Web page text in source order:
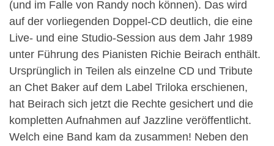
(und im Falle von Randy noch können). Das wird
auf der vorliegenden Doppel-CD deutlich, die eine
Live- und eine Studio-Session aus dem Jahr 1989
unter Führung des Pianisten Richie Beirach enthält.
Ursprünglich in Teilen als einzelne CD und Tribute
an Chet Baker auf dem Label Triloka erschienen,
hat Beirach sich jetzt die Rechte gesichert und die
kompletten Aufnahmen auf Jazzline veröffentlicht.
Welch eine Band kam da zusammen! Neben den